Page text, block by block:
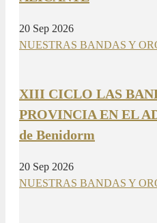
20 Sep 2026
NUESTRAS BANDAS Y
XIII CICLO LAS
PROVINCIA EN EL
de Benidorm
20 Sep 2026
NUESTRAS BANDAS Y